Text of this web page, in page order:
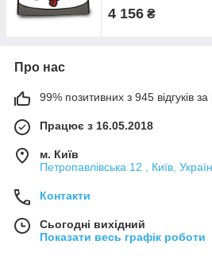
4 156 ₴
Про нас
99% позитивних з 945 відгуків за
Працює з 16.05.2018
м. Київ
Петропавлівська 12 , Київ,
Контакти
Сьогодні вихідний
Показати весь графік роботи